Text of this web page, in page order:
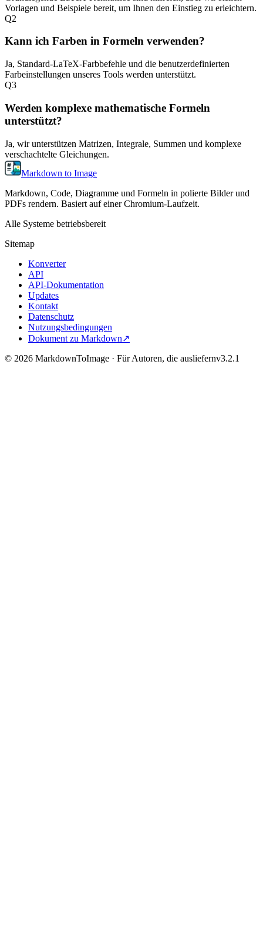
Vorlagen und Beispiele bereit, um Ihnen den Einstieg zu erleichtern.
Q2
Kann ich Farben in Formeln verwenden?
Ja, Standard-LaTeX-Farbbefehle und die benutzerdefinierten
Farbeinstellungen unseres Tools werden unterstützt.
Q3
Werden komplexe mathematische Formeln
unterstützt?
Ja, wir unterstützen Matrizen, Integrale, Summen und komplexe
verschachtelte Gleichungen.
Markdown to Image
Markdown, Code, Diagramme und Formeln in polierte Bilder und
PDFs rendern. Basiert auf einer Chromium-Laufzeit.
Alle Systeme betriebsbereit
Sitemap
Konverter
API
API-Dokumentation
Updates
Kontakt
Datenschutz
Nutzungsbedingungen
Dokument zu Markdown↗
© 2026 MarkdownToImage · Für Autoren, die ausliefernv3.2.1